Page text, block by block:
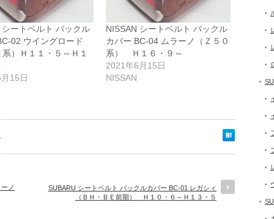
シートベルト バックル
02 ウイングロード
）Ｈ１１・５～Ｈ１
15日
NISSAN シートベルト バックル
カバー BC-04 ムラーノ（Ｚ５０
系） Ｈ１６・９～
2021年6月15日
NISSAN
ノ
SUBARU シートベルト バックルカバー BC-01 レガシィ
（ＢＨ・ＢＥ前期） Ｈ１０・６～Ｈ１３・５